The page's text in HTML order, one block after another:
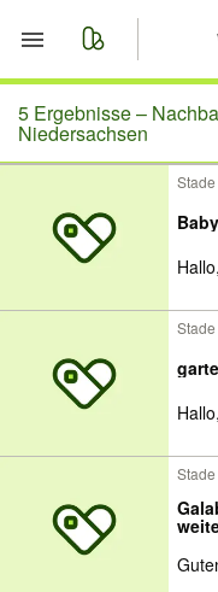
Start
Merkliste
Nachrichten
Anzeige
5 Ergebnisse –
Niedersachsen
Stade
Stade
Stade